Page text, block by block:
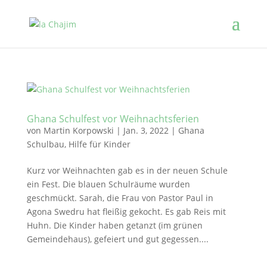
Ghana Schulfest vor Weihnachtsferien
von Martin Korpowski | Jan. 3, 2022| Ghana
Schulbau, Hilfe für Kinder
Kurz vor Weihnachten gab es in der neuen Schule
ein Fest. Die blauen Schulräume wurden
geschmückt. Sarah, die Frau von Pastor Paul in
Agona Swedru hat fleißig gekocht. Es gab Reis mit
Huhn. Die Kinder haben getanzt (im grünen
Gemeindehaus), gefeiert und gut gegessen....